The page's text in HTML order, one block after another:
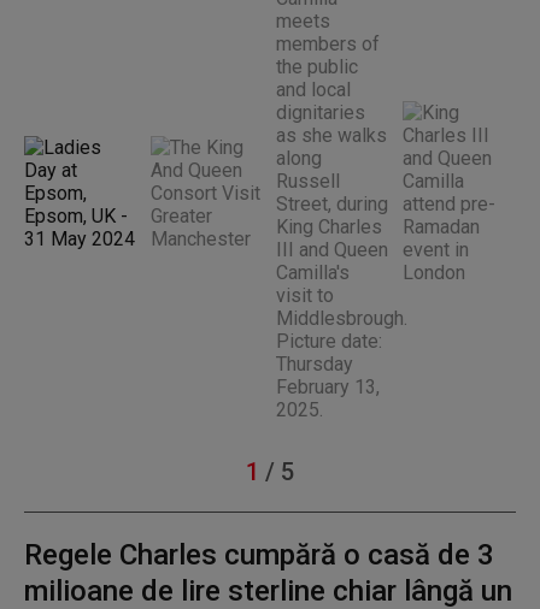
1 / 5
Regele Charles cumpără o casă de 3
milioane de lire sterline chiar lângă un